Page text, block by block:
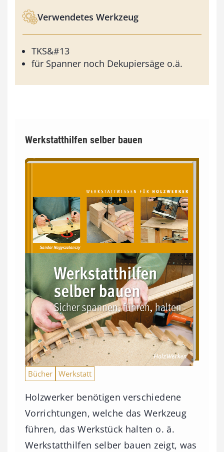
Verwendetes Werkzeug
TKS&#13
für Spanner noch Dekupiersäge o.ä.
Werkstatthilfen selber bauen
Bücher Werkstatt
Holzwerker benötigen verschiedene
Vorrichtungen, welche das Werkzeug
führen, das Werkstück halten o. ä.
Werkstatthilfen selber bauen zeigt, was